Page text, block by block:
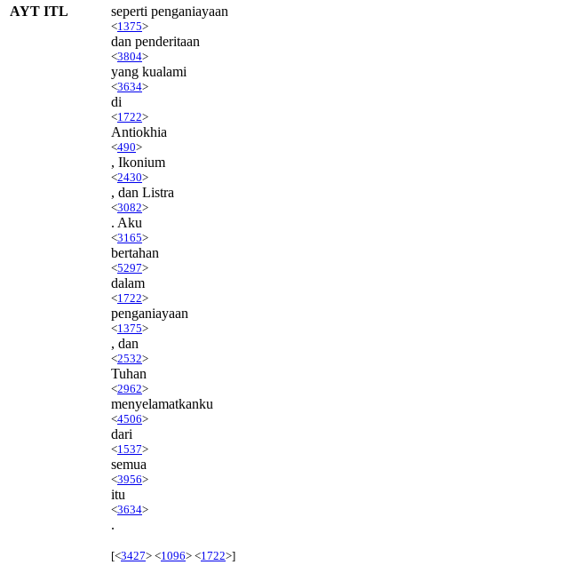
AYT ITL
seperti penganiayaan
<1375>
dan penderitaan
<3804>
yang kualami
<3634>
di
<1722>
Antiokhia
<490>
, Ikonium
<2430>
, dan Listra
<3082>
. Aku
<3165>
bertahan
<5297>
dalam
<1722>
penganiayaan
<1375>
, dan
<2532>
Tuhan
<2962>
menyelamatkanku
<4506>
dari
<1537>
semua
<3956>
itu
<3634>
.
[<3427> <1096> <1722>]